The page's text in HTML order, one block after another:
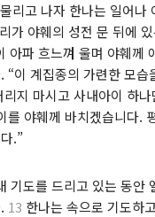
리고 나자 한나는 일어나
가 야훼의 성전 문 뒤에
아파 흐느껴 울며 야훼께
“이 계집종의 가련한 모습
지 마시고 사내아이 하
를 야훼께 바치겠습니다.
.”
기도를 드리고 있는 동안
13 한나는 속으로 기도하